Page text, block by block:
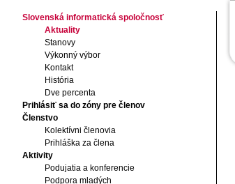
Slovenská informatická spoločnosť
Aktuality
Stanovy
Výkonný výbor
Kontakt
História
Dve percenta
Prihlásiť sa do zóny pre členov
Členstvo
Kolektívni členovia
Prihláška za člena
Aktivity
Podujatia a konferencie
Podpora mladých